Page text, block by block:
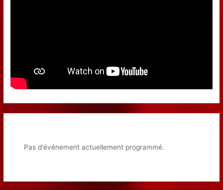
Pas d'événement actuellement programmé.